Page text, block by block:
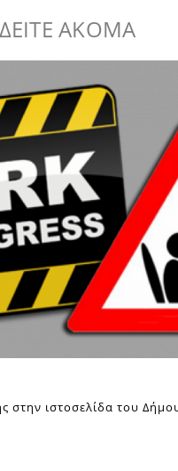
ΔΕΙΤΕ ΑΚΟΜΑ
στην ιστοσελίδα του